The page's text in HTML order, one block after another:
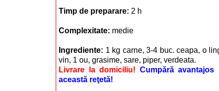
Timp de preparare: 2 h
Complexitate: medie
Ingrediente: 1 kg carne, 3-4 buc. ceapa, o
vin, 1 ou, grasime, sare, piper, verdeata.
Livrare la domiciliu! Cumpără avantajos
această reţetă!